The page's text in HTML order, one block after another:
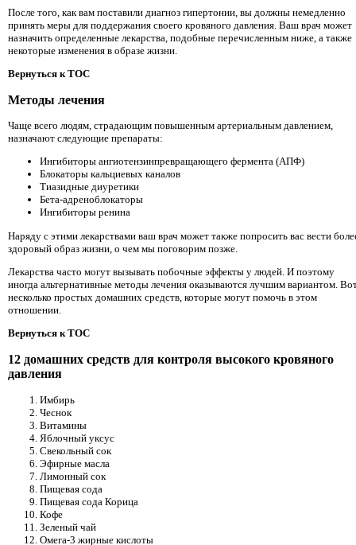
После того, как вам поставили диагноз гипертонии, вы должны немедленно
принять меры для поддержания своего кровяного давления. Ваш врач может
назначить определенные лекарства, подобные перечисленным ниже, а также
некоторые изменения в образе жизни.
Вернуться к TOC
Методы лечения
Чаще всего людям, страдающим повышенным артериальным давлением,
назначают следующие препараты:
Ингибиторы ангиотензинпревращающего фермента (АПФ)
Блокаторы кальциевых каналов
Тиазидные диуретики
Бета-адреноблокаторы
Ингибиторы ренина
Наряду с этими лекарствами ваш врач может также попросить вас вести
здоровый образ жизни, о чем мы поговорим позже.
Лекарства часто могут вызывать побочные эффекты у людей. И поэтому
иногда альтернативные методы лечения оказываются лучшим вариантом.
несколько простых домашних средств, которые могут помочь в этом
отношении.
Вернуться к TOC
12 домашних средств для контроля высокого кровяного
давления
Имбирь
Чеснок
Витамины
Яблочный уксус
Свекольный сок
Эфирные масла
Лимонный сок
Пищевая сода
Пищевая сода Корица
Кофе
Зеленый чай
Омега-3 жирные кислоты